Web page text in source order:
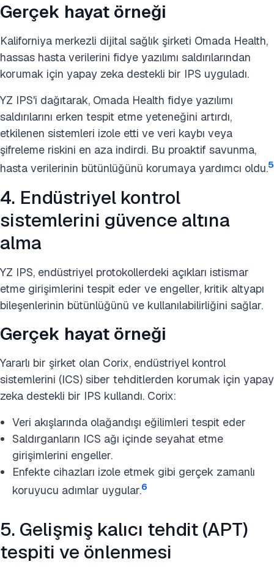
Gerçek hayat örneği
Kaliforniya merkezli dijital sağlık şirketi Omada Health,
hassas hasta verilerini fidye yazılımı saldırılarından
korumak için yapay zeka destekli bir IPS uyguladı.
YZ IPS'i dağıtarak, Omada Health fidye yazılımı
saldırılarını erken tespit etme yeteneğini artırdı,
etkilenen sistemleri izole etti ve veri kaybı veya
şifreleme riskini en aza indirdi. Bu proaktif savunma,
hasta verilerinin bütünlüğünü korumaya yardımcı oldu.5
4. Endüstriyel kontrol
sistemlerini güvence altına
alma
YZ IPS, endüstriyel protokollerdeki açıkları istismar
etme girişimlerini tespit eder ve engeller, kritik altyapı
bileşenlerinin bütünlüğünü ve kullanılabilirliğini sağlar.
Gerçek hayat örneği
Yararlı bir şirket olan Corix, endüstriyel kontrol
sistemlerini (ICS) siber tehditlerden korumak için yapay
zeka destekli bir IPS kullandı. Corix:
Veri akışlarında olağandışı eğilimleri tespit eder
Saldırganların ICS ağı içinde seyahat etme
girişimlerini engeller.
Enfekte cihazları izole etmek gibi gerçek zamanlı
koruyucu adımlar uygular.6
5. Gelişmiş kalıcı tehdit (APT)
tespiti ve önlenmesi